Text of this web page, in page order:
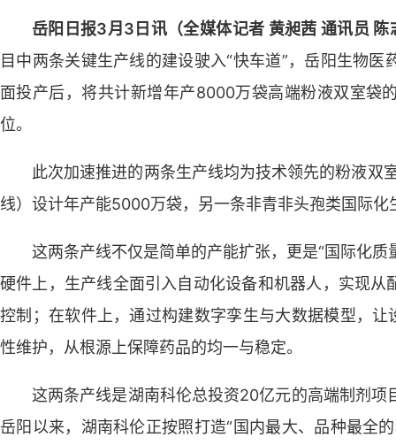
岳阳日报3月3日讯（全媒体记者 黄昶茜 通讯员 陈
目中两条关键生产线的建设驶入“快车道”，岳阳生物
面投产后，将共计新增年产8000万袋高端粉液双室袋
位。
此次加速推进的两条生产线均为技术领先的粉液双
线）设计年产能5000万袋，另一条非青非头孢类国际
这两条产线不仅是简单的产能扩张，更是“国际化
硬件上，生产线全面引入自动化设备和机器人，实现
控制；在软件上，通过构建数字孪生与大数据模型，
性维护，从根源上保障药品的均一与稳定。
这两条产线是湖南科伦总投资20亿元的高端制剂
岳阳以来，湖南科伦正按照打造“国内最大、品种最全